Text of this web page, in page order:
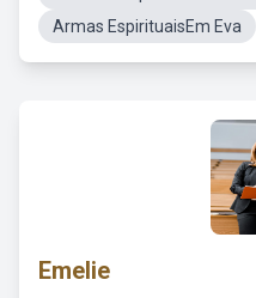
Armas EspirituaisEm Eva
Emelie